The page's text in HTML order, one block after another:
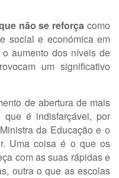
não se reforçacomo
social e económica em
aumento dos níveis de
um significativo
de abertura de mais
é indisfarçável, por
da Educação e o
Uma coisa é o que os
com as suas rápidas e
outra o que as escolas